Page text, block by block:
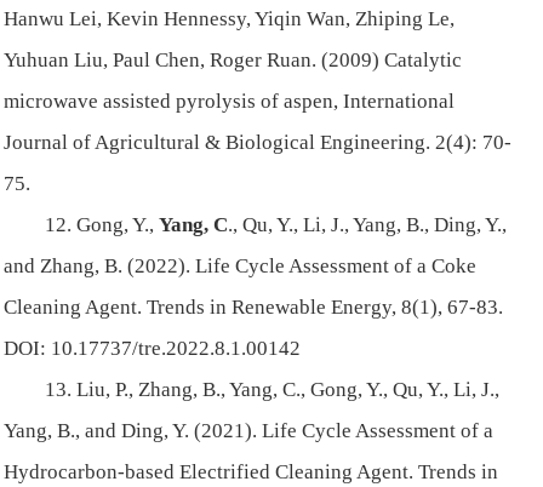
Hanwu Lei, Kevin Hennessy, Yiqin Wan, Zhiping Le,
Yuhuan Liu, Paul Chen, Roger Ruan. (2009) Catalytic
microwave assisted pyrolysis of aspen, International
Journal of Agricultural & Biological Engineering. 2(4): 70-
75.
12. Gong, Y.,Yang, C., Qu, Y., Li, J., Yang, B., Ding, Y.,
and Zhang, B. (2022). Life Cycle Assessment of a Coke
Cleaning Agent. Trends in Renewable Energy, 8(1), 67-83.
DOI: 10.17737/tre.2022.8.1.00142
13. Liu, P., Zhang, B., Yang, C., Gong, Y., Qu, Y., Li, J.,
Yang, B., and Ding, Y. (2021). Life Cycle Assessment of a
Hydrocarbon-based Electrified Cleaning Agent. Trends in